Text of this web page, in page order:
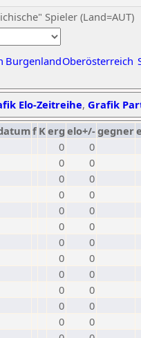
Spieler (Land=AUT)
BurgenlandOberösterreich
Elo-Zeitreihe, Grafik
f Kerg elo+/-gegner
0
0
0
0
0
0
0
0
0
0
0
0
0
0
0
0
0
0
0
0
0
0
0
0